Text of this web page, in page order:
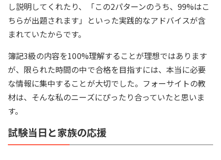
し説明してくれたり、「この2パターンのうち、99%はこ
ちらが出題されます」といった実践的なアドバイスが含
まれていたからです。
簿記3級の内容を100%理解することが理想ではあります
が、限られた時間の中で合格を目指すには、本当に必要
な情報に集中することが大切でした。フォーサイトの教
材は、そんな私のニーズにぴったり合っていたと思いま
す。
試験当日と家族の応援